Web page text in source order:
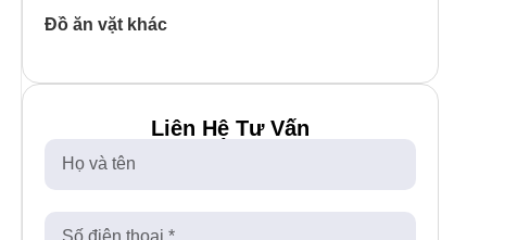
Đồ ăn vặt khác
Liên Hệ Tư Vấn